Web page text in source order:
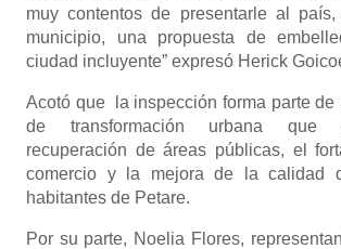
muy contentos de presentarle al
municipio, una propuesta de
ciudad incluyente” expresó Herick
Acotó que la inspección forma parte de
de transformación urbana que
recuperación de áreas públicas, el
comercio y la mejora de la calidad
habitantes de Petare.
Por su parte, Noelia Flores,